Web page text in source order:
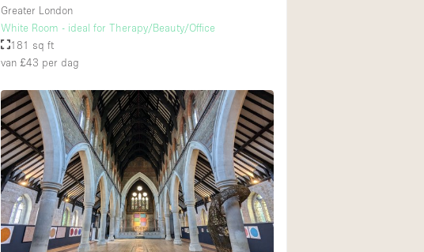
Greater London
White Room - ideal for Therapy/Beauty/Office
181 sq ft
van £43 per dag